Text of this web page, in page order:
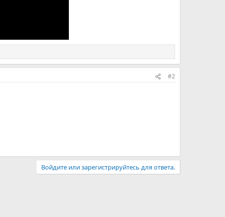
#2
Войдите или зарегистрируйтесь для ответа.